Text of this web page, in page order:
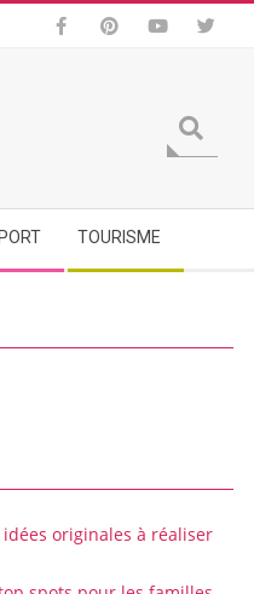
TOURISME
originales à réaliser